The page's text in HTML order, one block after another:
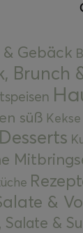
Gebäck
Brunch
süß Kekse
&
Salate &